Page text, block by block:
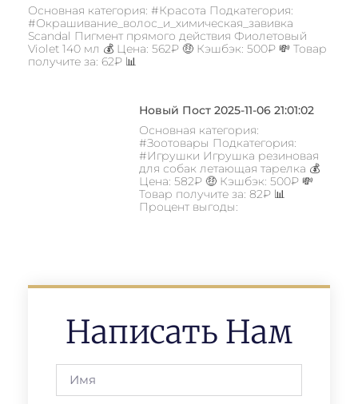
Основная категория: #Красота Подкатегория:
#Окрашивание_волос_и_химическая_завивка
Scandal Пигмент прямого действия Фиолетовый
Violet 140 мл 💰 Цена: 562₽ 🤑 Кэшбэк: 500₽ 💸 Товар
получите за: 62₽ 📊
Новый Пост 2025-11-06 21:01:02
Основная категория:
#Зоотовары Подкатегория:
#Игрушки Игрушка резиновая
для собак летающая тарелка 💰
Цена: 582₽ 🤑 Кэшбэк: 500₽ 💸
Товар получите за: 82₽ 📊
Процент выгоды:
Написать Нам